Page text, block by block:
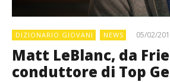
DIZIONARIO GIOVANI NEWS 05/02/
Matt LeBlanc, da
conduttore di Top